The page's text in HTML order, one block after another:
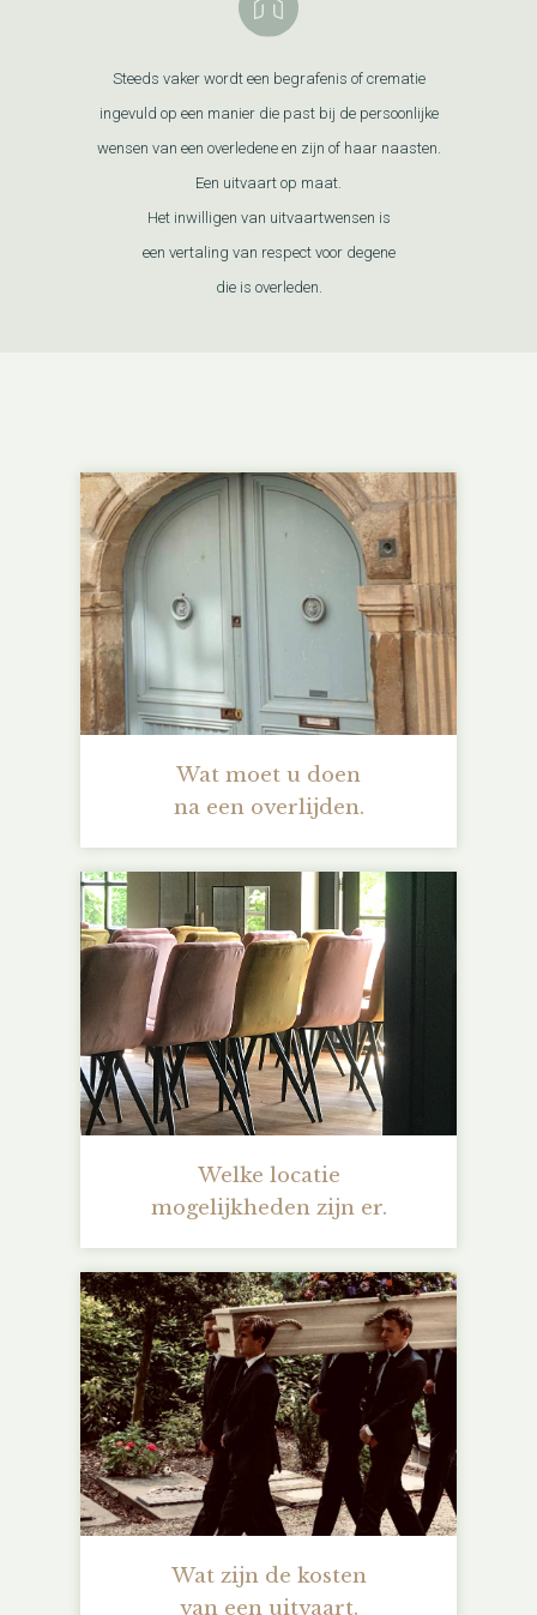
Steeds vaker wordt een begrafenis of crematie
ingevuld op een manier die past bij de persoonlijke
wensen van een overledene en zijn of haar naasten.
Een uitvaart op maat.
Het inwilligen van uitvaartwensen is
een vertaling van respect voor degene
die is overleden.
Wat moet u doen
na een overlijden.
Welke locatie
mogelijkheden zijn er.
Wat zijn de kosten
van een uitvaart.